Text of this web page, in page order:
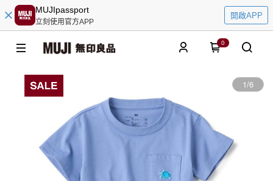
MUJIpassport
立刻使用官方APP
開啟APP
0
1/6